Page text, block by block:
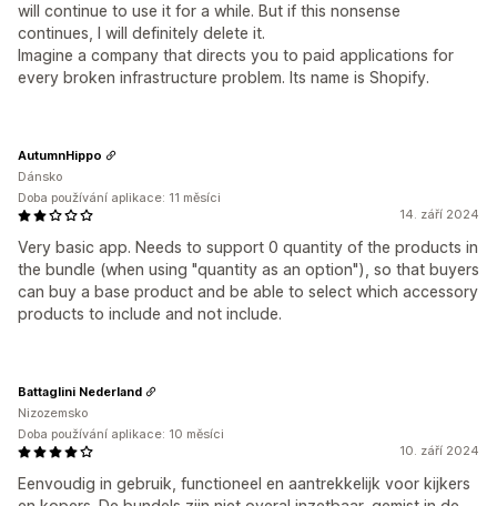
will continue to use it for a while. But if this nonsense
continues, I will definitely delete it.
Imagine a company that directs you to paid applications for
every broken infrastructure problem. Its name is Shopify.
14. září 2024
Very basic app. Needs to support 0 quantity of the products in
the bundle (when using "quantity as an option"), so that buyers
can buy a base product and be able to select which accessory
products to include and not include.
AutumnHippo
Dánsko
Doba používání aplikace: 11 měsíci
10. září 2024
Eenvoudig in gebruik, functioneel en aantrekkelijk voor kijkers
Battaglini Nederland
Nizozemsko
Doba používání aplikace: 10 měsíci